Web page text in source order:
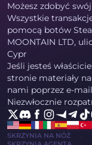
Możesz zdobyć
Wszystkie
pomocą botów
MOONTAIN LTD,
Cypr
Jeśli jesteś
stronie materiały
nami poprzez e-
Niezwłocznie
SKRZYNIA NA NÓŻ